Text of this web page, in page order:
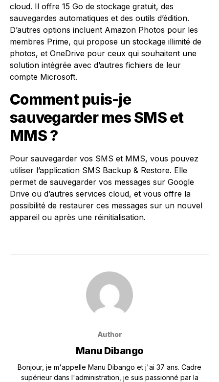
cloud. Il offre 15 Go de stockage gratuit, des
sauvegardes automatiques et des outils d’édition.
D’autres options incluent Amazon Photos pour les
membres Prime, qui propose un stockage illimité de
photos, et OneDrive pour ceux qui souhaitent une
solution intégrée avec d’autres fichiers de leur
compte Microsoft.
Comment puis-je
sauvegarder mes SMS et
MMS ?
Pour sauvegarder vos SMS et MMS, vous pouvez
utiliser l’application SMS Backup & Restore. Elle
permet de sauvegarder vos messages sur Google
Drive ou d’autres services cloud, et vous offre la
possibilité de restaurer ces messages sur un nouvel
appareil ou après une réinitialisation.
Author
Manu Dibango
Bonjour, je m'appelle Manu Dibango et j'ai 37 ans. Cadre
supérieur dans l'administration, je suis passionné par la